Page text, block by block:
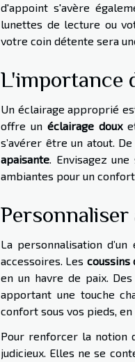
d'appoint s'avère
lunettes de lecture ou
votre coin détente sera
L'importance
Un éclairage approprié
offre unéclairage doux
s’avérer être un atout.
apaisante. Envisagez
ambiantes pour un
Personnaliser
La personnalisation
accessoires. Les
en un havre de paix. Des
apportant une touche
confort sous vos pieds,
Pour renforcer la notion
judicieux. Elles ne se